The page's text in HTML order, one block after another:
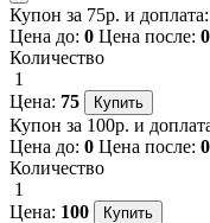
Купон за 75р. и
Цена до: 0 Цена после: 0
Количество
1
Цена: 75
Купон за 100р. и
Цена до: 0 Цена после: 0
Количество
1
Цена: 100